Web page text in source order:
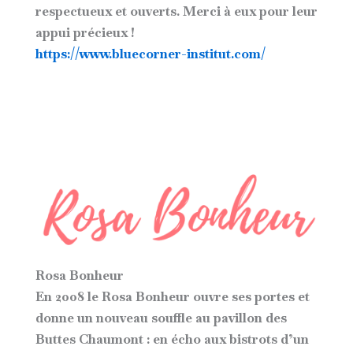
respectueux et ouverts. Merci à eux pour leur
appui précieux !
https://www.bluecorner-institut.com/
Rosa Bonheur
En 2008 le Rosa Bonheur ouvre ses portes et
donne un nouveau souffle au pavillon des
Buttes Chaumont : en écho aux bistrots d’un